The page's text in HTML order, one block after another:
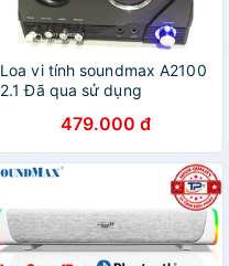
Loa vi tính soundmax A2100
2.1 Đã qua sử dụng
479.000 đ